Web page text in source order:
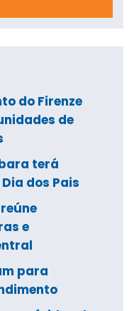
do Firenze
de
terá
dos Pais
e
para